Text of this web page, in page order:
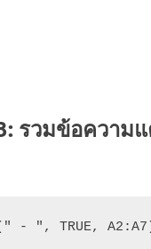
รวมข้อความ
- ", TRUE,